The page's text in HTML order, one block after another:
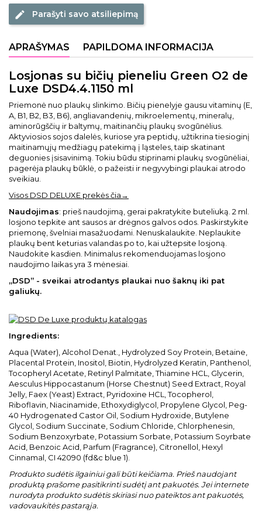
edit Parašyti savo atsiliepimą
APRAŠYMAS PAPILDOMA INFORMACIJA
Losjonas su bičių pieneliu Green O2 de
Luxe DSD4.4.1150 ml
Priemonė nuo plaukų slinkimo. Bičių pienelyje gausu vitaminų (E,
A, B1, B2, B3, B6), angliavandenių, mikroelementų, mineralų,
aminorūgščių ir baltymų, maitinančių plaukų svogūnėlius.
Aktyviosios sojos dalelės, kuriose yra peptidų, užtikrina tiesioginį
maitinamųjų medžiagų patekimą į ląsteles, taip skatinant
deguonies įsisavinimą. Tokiu būdu stiprinami plaukų svogūnėliai,
pagerėja plaukų būklė, o pažeisti ir negyvybingi plaukai atrodo
sveikiau.
Visos DSD DELUXE prekės čia→
Naudojimas: prieš naudojimą, gerai pakratykite buteliuką. 2 ml.
losjono tepkite ant sausos ar drėgnos galvos odos. Paskirstykite
priemonę, švelniai masažuodami. Nenuskalaukite. Neplaukite
plaukų bent keturias valandas po to, kai užtepsite losjoną.
Naudokite kasdien. Minimalus rekomenduojamas losjono
naudojimo laikas yra 3 mėnesiai.
„DSD” - sveikai atrodantys plaukai nuo šaknų iki pat
galiukų.
Ingredients:
Aqua (Water), Alcohol Denat., Hydrolyzed Soy Protein, Betaine,
Placental Protein, Inositol, Biotin, Hydrolyzed Keratin, Panthenol,
Tocopheryl Acetate, Retinyl Palmitate, Thiamine HCL, Glycerin,
Aesculus Hippocastanum (Horse Chestnut) Seed Extract, Royal
Jelly, Faex (Yeast) Extract, Pyridoxine HCL, Tocopherol,
Riboflavin, Niacinamide, Ethoxydiglycol, Propylene Glycol, Peg-
40 Hydrogenated Castor Oil, Sodium Hydroxide, Butylene
Glycol, Sodium Succinate, Sodium Chloride, Chlorphenesin,
Sodium Benzoxyrbate, Potassium Sorbate, Potassium Soyrbate
Acid, Benzoic Acid, Parfum (Fragrance), Citronellol, Hexyl
Cinnamal, CI 42090 (fd&c blue 1).
Produkto sudėtis ilgainiui gali būti keičiama. Prieš naudojant
produktą prašome pasitikrinti sudėtį ant pakuotės. Jei internete
nurodyta produkto sudėtis skiriasi nuo pateiktos ant pakuotės,
vadovaukitės pastarąja.